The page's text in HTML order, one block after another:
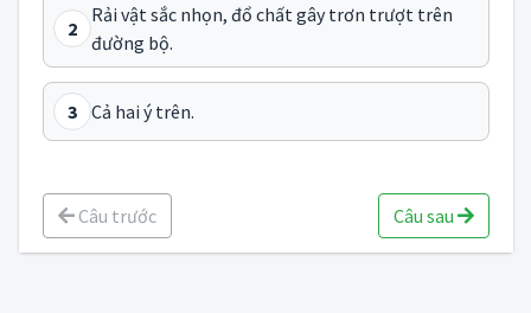
2
Rải vật sắc nhọn, đổ chất gây trơn trượt trên
đường bộ.
3 Cả hai ý trên.
Câu trước Câu sau